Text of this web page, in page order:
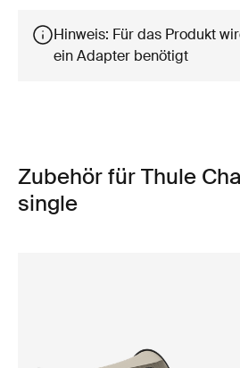
Hinweis: Für das Produkt
ein Adapter benötigt
Zubehör für Thule
single